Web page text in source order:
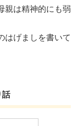
親は精神的にも弱
はげましを書いて
話